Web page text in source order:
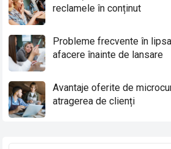
reclamele în conținut
Probleme frecvente în
afacere înainte de lansare
Avantaje oferite de
atragerea de clienți